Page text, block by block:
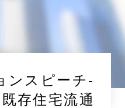
ンスピーチ-
存住宅流通